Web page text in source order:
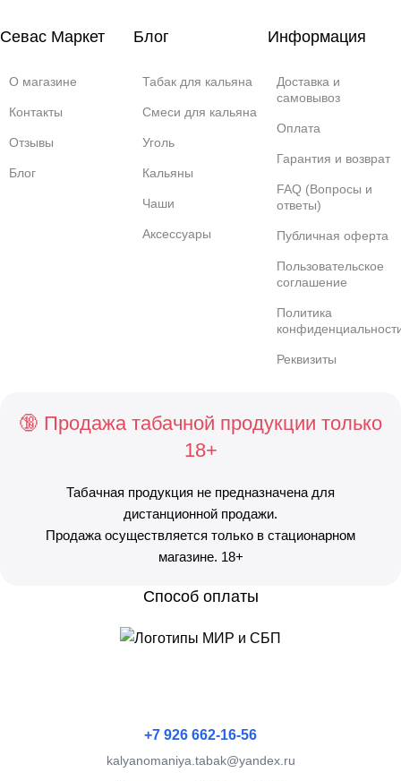
Севас Маркет
О магазине
Контакты
Отзывы
Блог
Блог
Табак для кальяна
Смеси для кальяна
Уголь
Кальяны
Чаши
Аксессуары
Информация
Доставка и
самовывоз
Оплата
Гарантия и возврат
FAQ (Вопросы и
ответы)
Публичная оферта
Пользовательское
соглашение
Политика
Реквизиты
🔞 Продажа табачной продукции только
18+
Табачная продукция не предназначена для
дистанционной продажи.
Продажа осуществляется только в стационарном
магазине. 18+
Способ оплаты
+7 926 662-16-56
kalyanomaniya.tabak@yandex.ru